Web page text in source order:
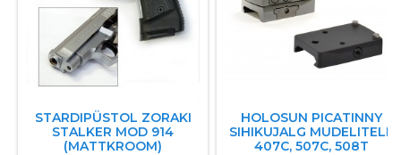
STARDIPÜSTOL ZORAKI
STALKER MOD 914
(MATTKROOM)
HOLOSUN PICATINNY
SIHIKUJALG MUDELITELE
407C, 507C, 508T